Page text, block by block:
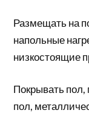
Размещать на
напольные
низкостоящие
Покрывать пол,
пол,